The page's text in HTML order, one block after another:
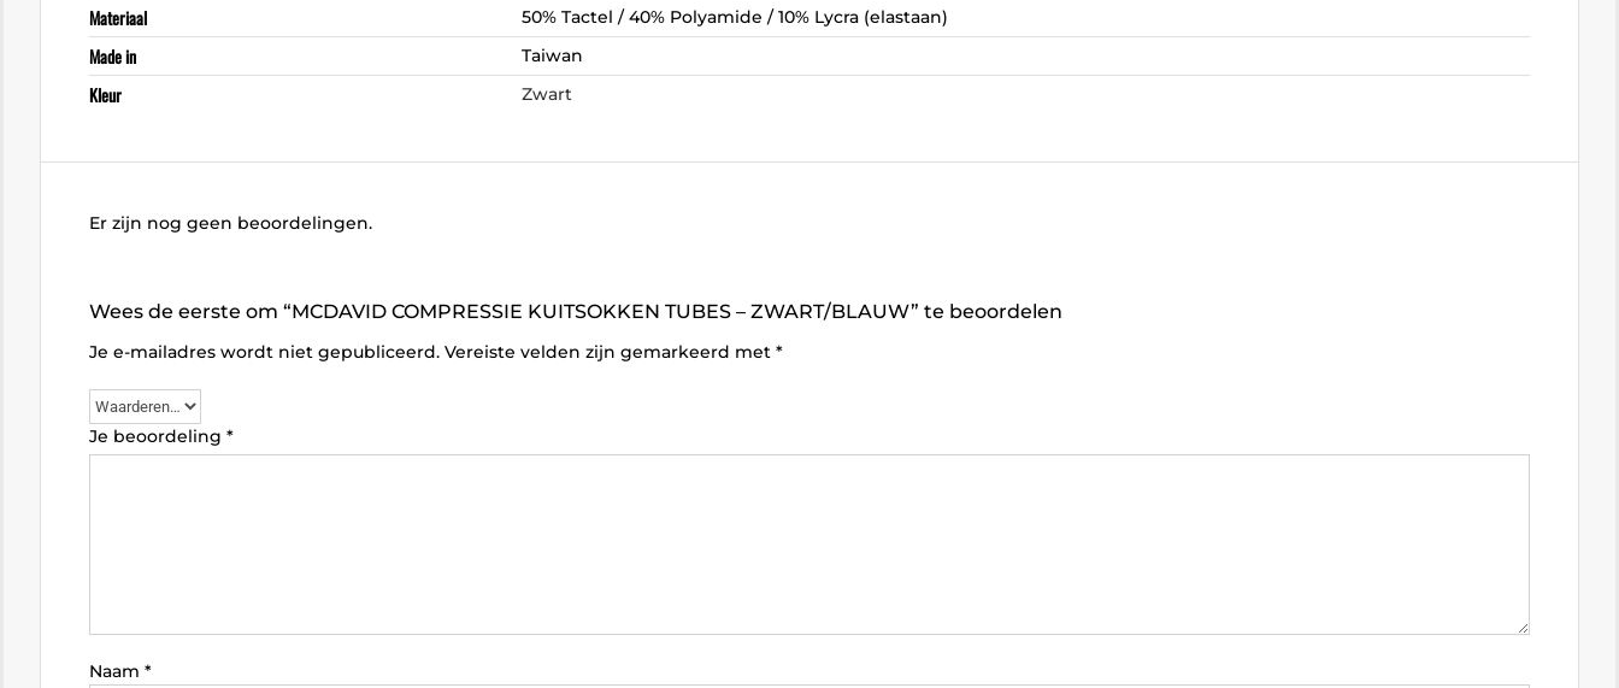
Materiaal 50% Tactel / 40% Polyamide / 10% Lycra (elastaan)
Made in Taiwan
Kleur Zwart
Er zijn nog geen beoordelingen.
Wees de eerste om “MCDAVID COMPRESSIE KUITSOKKEN TUBES – ZWART/BLAUW” te beoordelen
Je e-mailadres wordt niet gepubliceerd. Vereiste velden zijn gemarkeerd met *
Je beoordeling *
Naam *